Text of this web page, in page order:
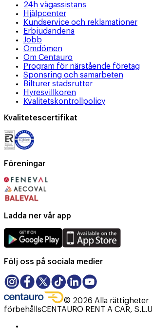
24h vägassistans
Hjälpcenter
Kundservice och reklamationer
Erbjudandena
Jobb
Omdömen
Om Centauro
Program för närstående företag
Sponsring och samarbeten
Bilturer stadsrutter
Hyresvillkoren
Kvalitetskontrollpolicy
Kvalitetescertifikat
Föreningar
Ladda ner vår app
Följ oss på sociala medier
© 2026 Alla rättigheter
förbehållsCENTAURO RENT A CAR, S.L.U